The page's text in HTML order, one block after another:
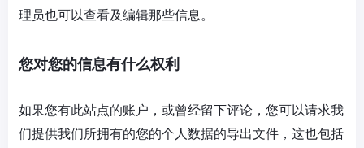
理员也可以查看及编辑那些信息。
您对您的信息有什么权利
如果您有此站点的账户，或曾经留下评论，您可以请求我
们提供我们所拥有的您的个人数据的导出文件，这也包括